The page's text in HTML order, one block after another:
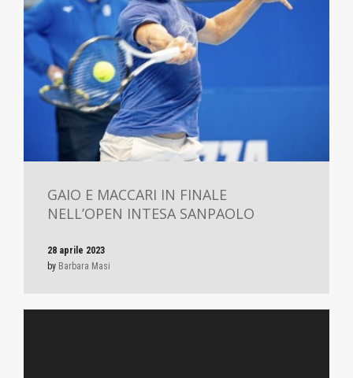
GAIO E MACCARI IN FINALE
NELL’OPEN INTESA SANPAOLO
28 aprile 2023
by Barbara Masi